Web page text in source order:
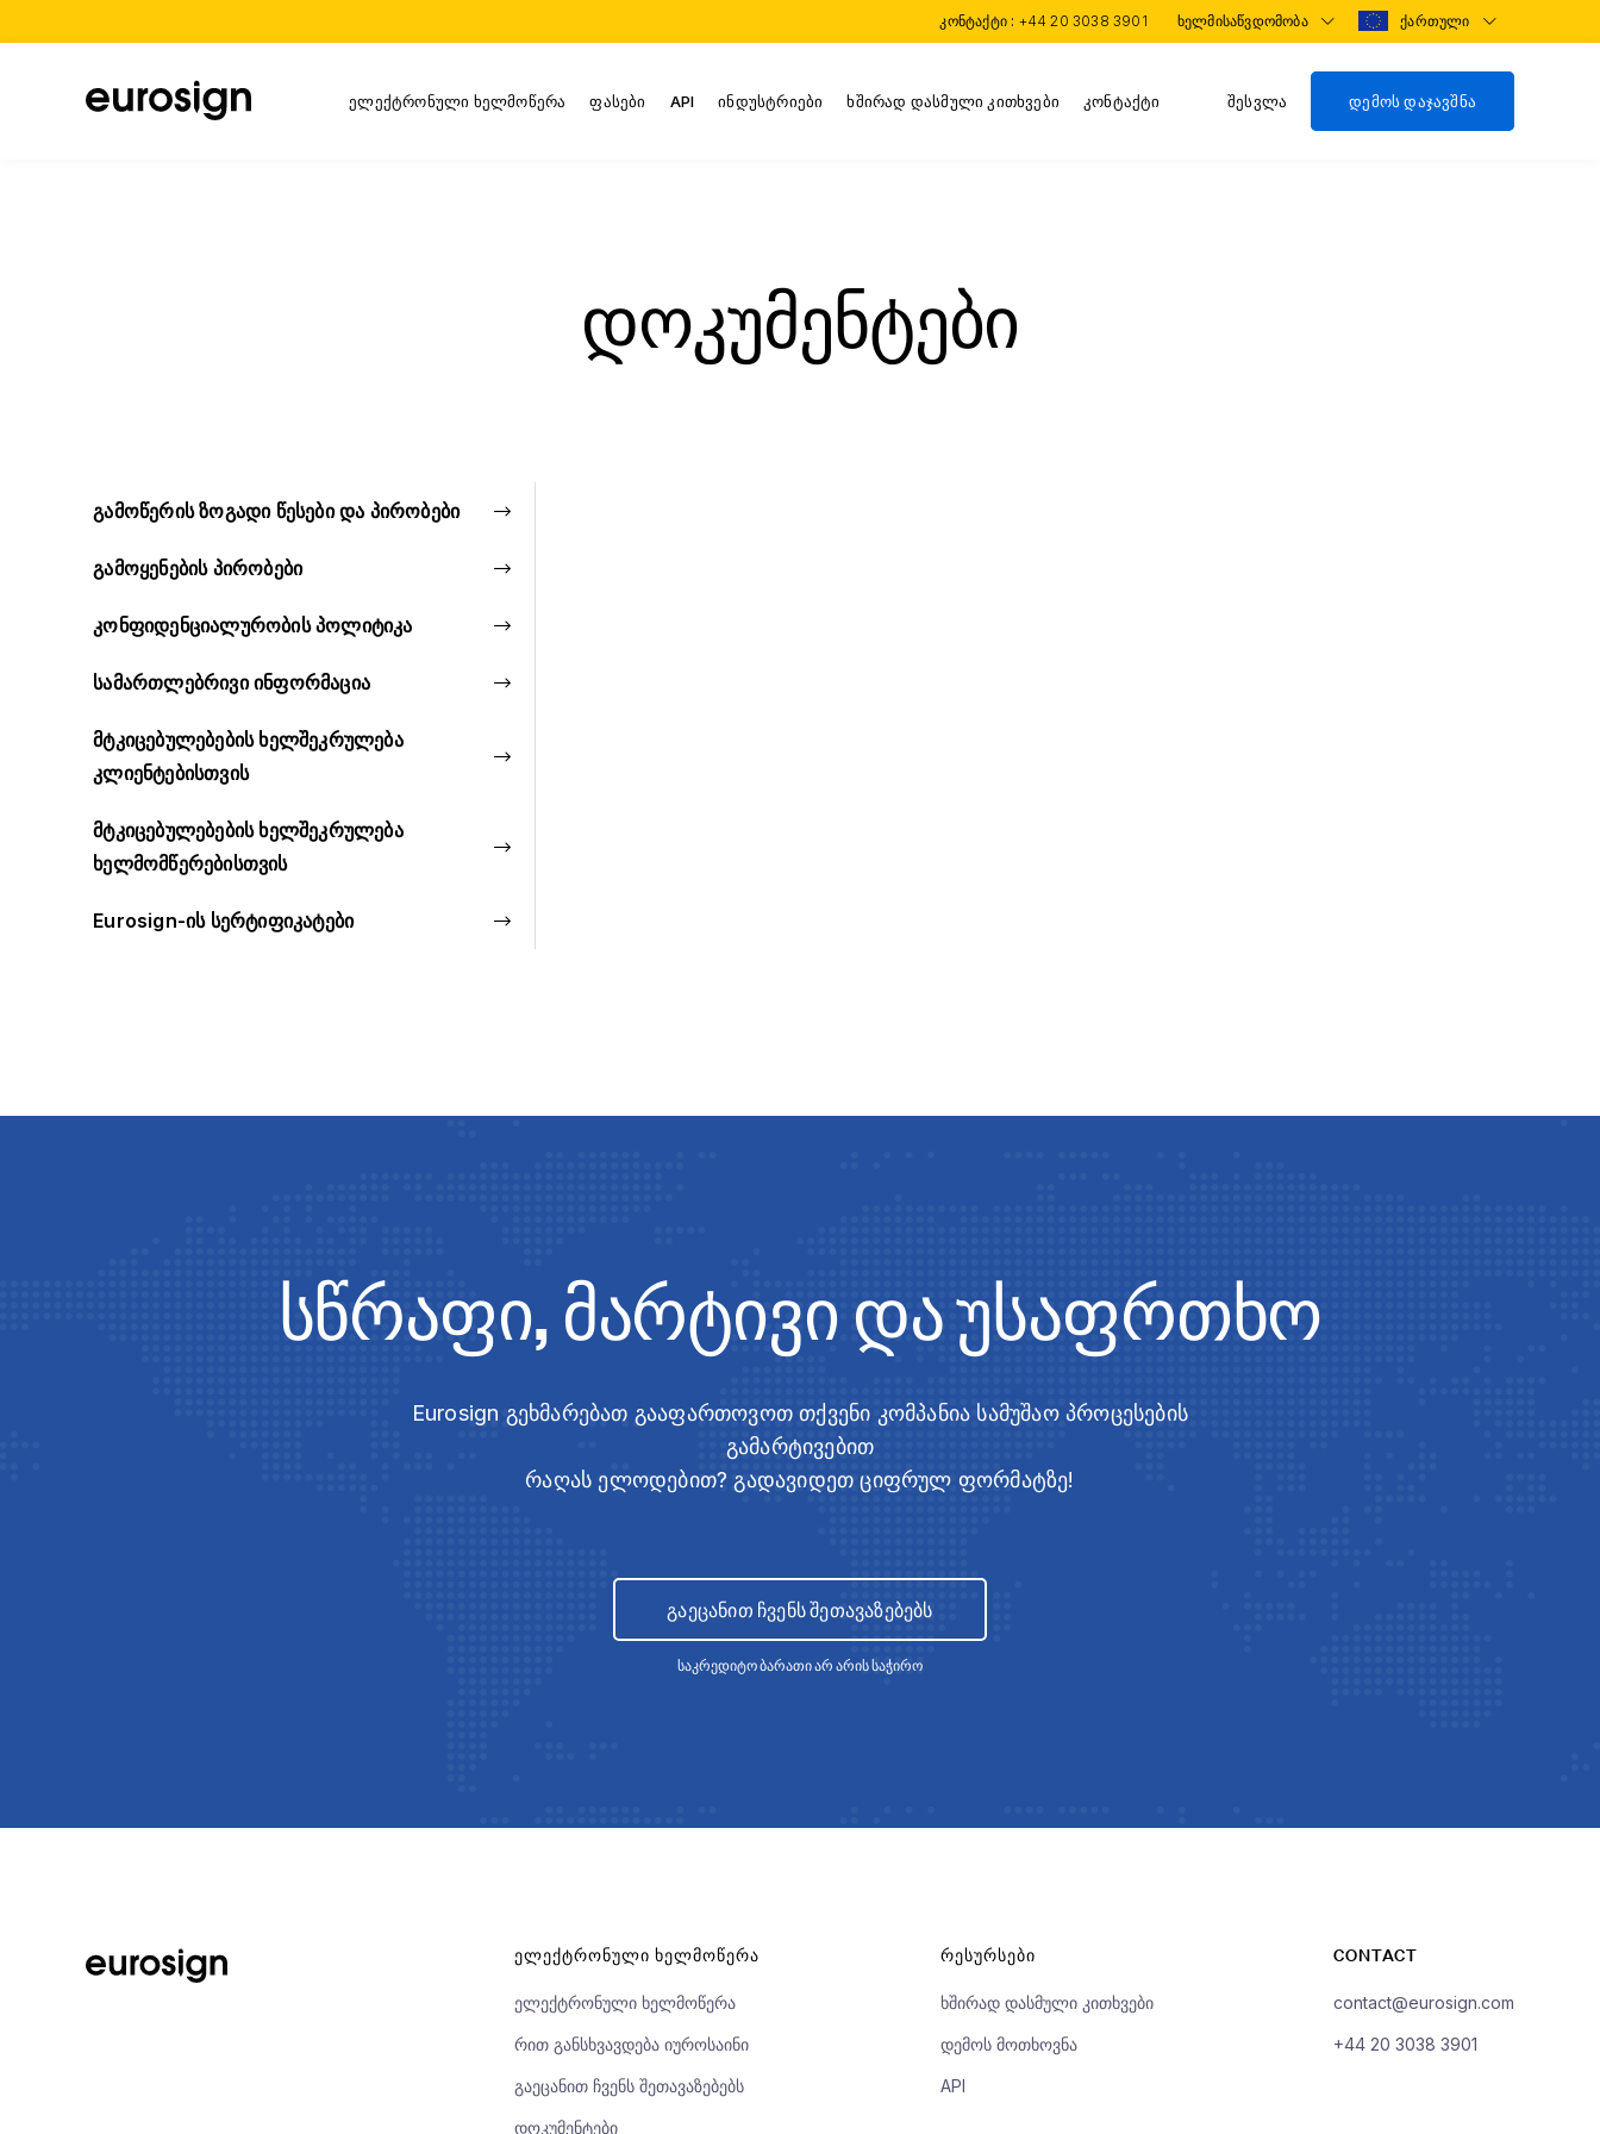
კონტაქტი : +44 20 3038 3901 ხელმისაწვდომობა ქართული
ელექტრონული ხელმოწერა ფასები API ინდუსტრიები ხშირად დასმული კითხვები კონტაქტი შესვლა დემოს დაჯავშნა
დოკუმენტები
გამოწერის ზოგადი წესები და პირობები
გამოყენების პირობები
კონფიდენციალურობის პოლიტიკა
სამართლებრივი ინფორმაცია
მტკიცებულებების ხელშეკრულება
კლიენტებისთვის
მტკიცებულებების ხელშეკრულება
ხელმომწერებისთვის
Eurosign-ის სერტიფიკატები
სწრაფი, მარტივი და უსაფრთხო
Eurosign გეხმარებათ გააფართოვოთ თქვენი კომპანია სამუშაო პროცესების
გამარტივებით
რაღას ელოდებით? გადავიდეთ ციფრულ ფორმატზე!
გაეცანით ჩვენს შეთავაზებებს
საკრედიტო ბარათი არ არის საჭირო
ᲔᲚᲔᲥᲢᲠᲝᲜᲣᲚᲘ ᲮᲔᲚᲛᲝᲬᲔᲠᲐ
ელექტრონული ხელმოწერა
რით განსხვავდება იუროსაინი
გაეცანით ჩვენს შეთავაზებებს
დოკუმენტები
ᲠᲔᲡᲣᲠᲡᲔᲑᲘ
ხშირად დასმული კითხვები
დემოს მოთხოვნა
API
CONTACT
contact@eurosign.com
+44 20 3038 3901